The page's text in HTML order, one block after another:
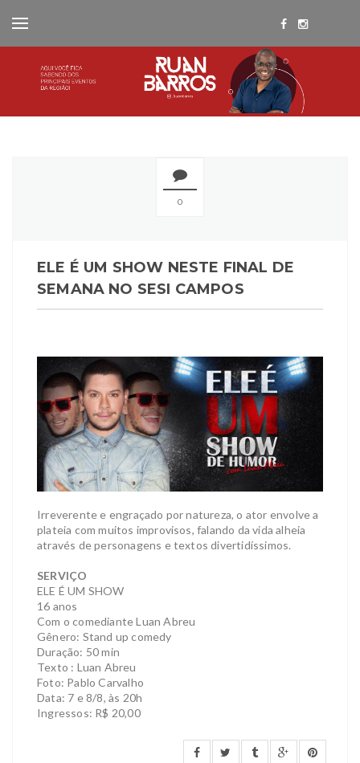
0
ELE É UM SHOW NESTE FINAL DE
SEMANA NO SESI CAMPOS
Irreverente e engraçado por natureza, o ator envolve a
plateia com muitos improvisos, falando da vida alheia
através de personagens e textos divertidíssimos.
SERVIÇO
ELE É UM SHOW
16 anos
Com o comediante Luan Abreu
Gênero: Stand up comedy
Duração: 50 min
Texto : Luan Abreu
Foto: Pablo Carvalho
Data: 7 e 8/8, às 20h
Ingressos: R$ 20,00